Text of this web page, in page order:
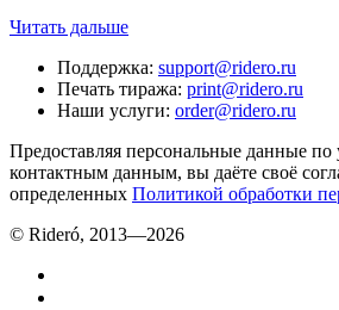
Читать дальше
Поддержка: support@ridero.ru
Печать тиража: print@ridero.ru
Наши услуги: order@ridero.ru
Предоставляя персональные данные
контактным данным, вы даёте своё
определенных Политикой обработки
© Rideró, 2013—2026